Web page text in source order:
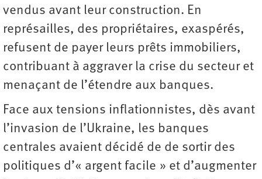
vendus avant leur construction. En
représailles, des propriétaires, exaspérés,
refusent de payer leurs prêts immobiliers,
contribuant à aggraver la crise du secteur et
menaçant de l’étendre aux banques.
Face aux tensions inflationnistes, dès avant
l’invasion de l’Ukraine, les banques
centrales avaient décidé de de sortir des
politiques d’« argent facile » et d’augmenter